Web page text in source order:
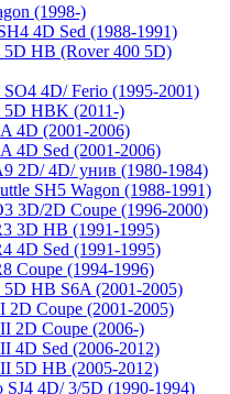
(1998-)
4D Sed (1988-1991)
HB (Rover 400 5D)
4D/ Ferio (1995-2001)
HBK (2011-)
4D (2001-2006)
4D Sed (2001-2006)
2D/ 4D/ унив (1980-1984)
SH5 Wagon (1988-1991)
3D/2D Coupe (1996-2000)
3D HB (1991-1995)
4D Sed (1991-1995)
Coupe (1994-1996)
HB S6A (2001-2005)
Coupe (2001-2005)
2D Coupe (2006-)
4D Sed (2006-2012)
5D HB (2005-2012)
SJ4 4D/ 3/5D (1990-1994)